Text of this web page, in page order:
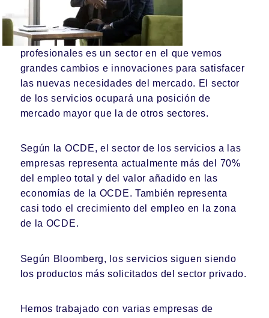
profesionales es un sector en el que vemos
grandes cambios e innovaciones para satisfacer
las nuevas necesidades del mercado. El sector
de los servicios ocupará una posición de
mercado mayor que la de otros sectores.
Según la OCDE, el sector de los servicios a las
empresas representa actualmente más del 70%
del empleo total y del valor añadido en las
economías de la OCDE. También representa
casi todo el crecimiento del empleo en la zona
de la OCDE.
Según Bloomberg, los servicios siguen siendo
los productos más solicitados del sector privado.
Hemos trabajado con varias empresas de